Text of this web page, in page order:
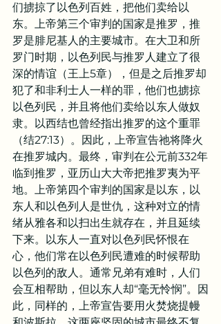
们掳掠了以色列百姓，把他们卖给以
东。上帝第三个审判的国家是推罗，推
罗是腓尼基人的主要城市。在大卫和所
罗门时期，以色列民与推罗人建立了很
深的情谊（王上5章），但是之后推罗却
犯了和非利士人一样的罪，他们也掳掠
以色列民，并且将他们卖给以东人做奴
隶。以西结也曾经指出推罗的这个重罪
（结27:13）。因此，上帝宣告祂将降火
在推罗城内。最终，审判在公元前332年
临到推罗，亚历山大大帝把推罗夷为平
地。上帝第四个审判的国家是以东，以
东人和以色列人是世仇，这种对立的情
绪从雅各和以扫出生就存在，并且延续
下来。以东人一直对以色列民怀恨在
心，他们常在以色列民遭难的时候帮助
以色列的敌人。通常兄弟有难时，人们
会互相帮助，但以东人却“毫无怜悯”。因
此，同样的，上帝宣告要用火焚烧提幔